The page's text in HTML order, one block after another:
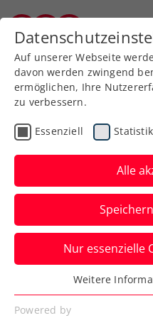
Zurück zur
Turniere
ITF Turin:
bei
Österreichs
ihrer Olympia-
Viertelfinale
Verfasst von: Manuel
Auf unserer Webseite
davon werden zwingend
ermöglichen, Ihre
zu verbessern.
Essenziell
Alle
Nur essenzielle
Essenziell
Essenzielle Cookies
Weitere
Powered by